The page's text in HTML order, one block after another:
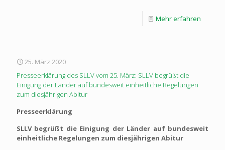
Mehr erfahren
25. März 2020
Presseerklärung des SLLV vom 25. März: SLLV begrüßt die
Einigung der Länder auf bundesweit einheitliche Regelungen
zum diesjährigen Abitur
Presseerklärung
SLLV begrüßt die Einigung der Länder auf bundesweit
einheitliche Regelungen zum diesjährigen Abitur